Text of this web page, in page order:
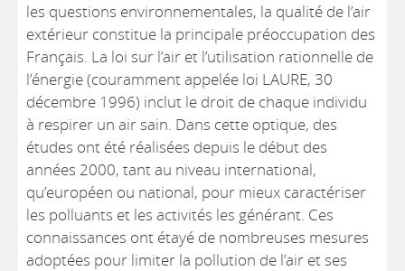
les questions environnementales, la qualité de l’air
extérieur constitue la principale préoccupation des
Français. La loi sur l’air et l’utilisation rationnelle de
l’énergie (couramment appelée loi LAURE, 30
décembre 1996) inclut le droit de chaque individu
à respirer un air sain. Dans cette optique, des
études ont été réalisées depuis le début des
années 2000, tant au niveau international,
qu’européen ou national, pour mieux caractériser
les polluants et les activités les générant. Ces
connaissances ont étayé de nombreuses mesures
adoptées pour limiter la pollution de l’air et ses